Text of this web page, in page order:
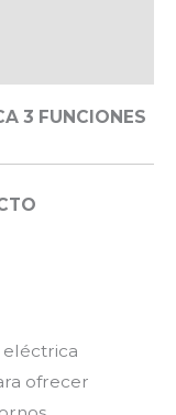
3 FUNCIONES
eléctrica
ofrecer